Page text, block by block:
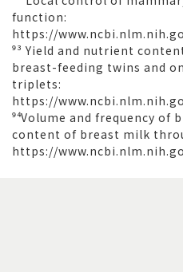
function:
https://
⁹³ Yield and nutrient
breast-feeding twins and
triplets:
https://
⁹⁴ Volume and frequency
content of breast milk
https://